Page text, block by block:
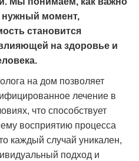
момент,
становится
на здоровье и
на дом позволяет
лечение в
что способствует
восприятию процесса
каждый случай уникален,
подход и